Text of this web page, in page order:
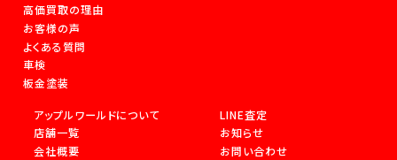
高価買取の理由
お客様の声
よくある質問
車検
板金塗装
アップルワールドについて
店舗一覧
会社概要
LINE査定
お知らせ
お問い合わせ